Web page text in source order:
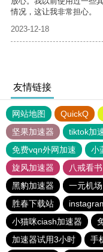
情况，这让我非常担心。
2023-12-18
友情链接
网站地图 QuickQ
坚果加速器
tiktok加
免费vqn外网加速
小
旋风加速器
八戒看书
黑豹加速器
一元机场
胜春下载站
小猫咪ciash加速器
加速器试用3小时
手